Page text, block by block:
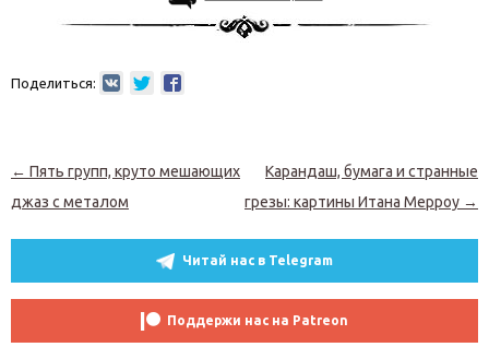
Поделиться:
Навигация по записям
← Пять групп, круто мешающих
джаз с металом
Карандаш, бумага и странные
грезы: картины Итана Мерроу →
Читай нас в Telegram
Поддержи нас на Patreon